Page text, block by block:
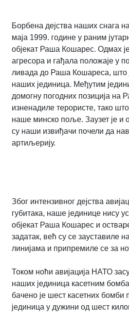
Борбена дејства наших снага
маја 1999. године у раним
објекат Раша Кошарес. Одмах
агресора и гађала положаје у
ливада до Раша Кошареса, што
наших јединица. Међутим
домогну погодних позиција на
изненадиле терористе, тако
наше минско поље. Заузет је и
су наши извиђачи почели да
артиљерију.
Због интензивног дејства
губитака, наше јединице нису
објекат Раша Кошарес и
задатак, већ су се зауставиле
линијама и припремиле се за
Током ноћи авијација НАТО
наших јединица касетним
бачено је шест касетних
јединица у дужини од шест